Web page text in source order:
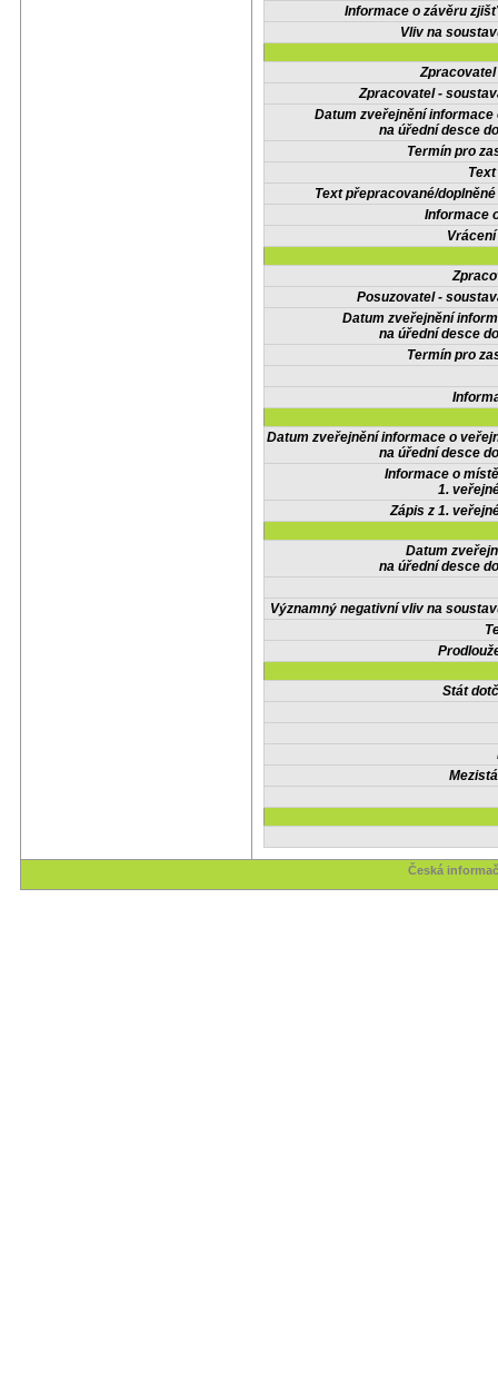
Informace o závěru
Vliv na
Zpracovatel -
Datum zveřejnění informace
na úřední desce
Termín pro
Text přepracované/
Informace
Posuzovatel -
Datum zveřejnění
na úřední desce
Termín pro
Datum zveřejnění informace o
na úřední desce
Informace o
1.
Zápis z 1.
Datum
na úřední desce
Významný negativní vliv na
Stát
Česká